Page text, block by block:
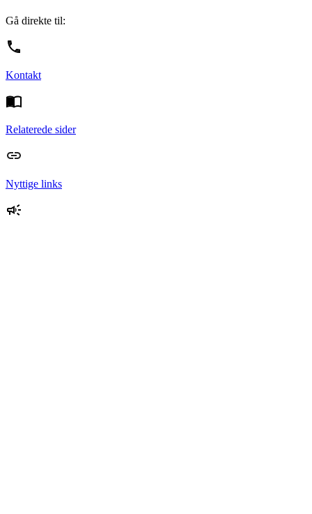
Gå direkte til:
Kontakt
Relaterede sider
Nyttige links